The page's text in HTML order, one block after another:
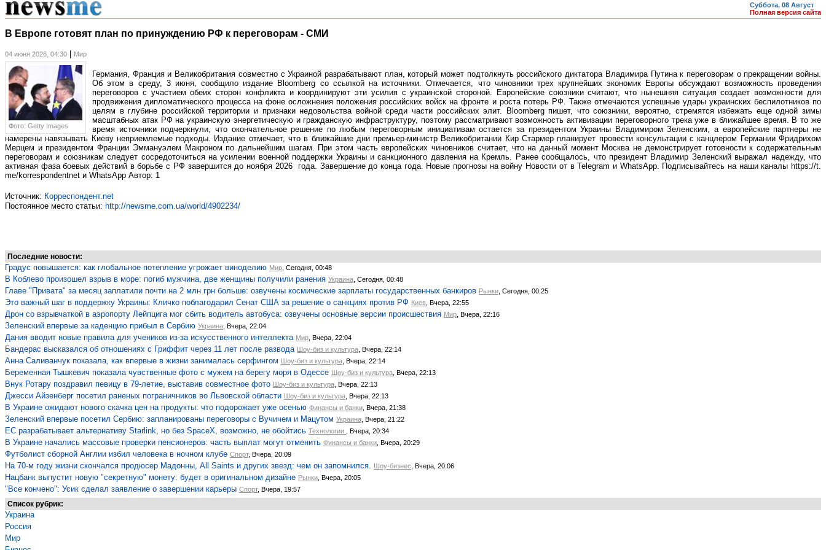
Суббота, 08 Август
Полная версия сайта
В Европе готовят план по принуждению РФ к переговорам - СМИ
04 июня 2026, 04:30 Мир
Фото: Getty Images
Германия, Франция и Великобритания совместно с Украиной разрабатывают план, который может подтолкнуть российского диктатора Владимира Путина к переговорам о прекращении войны.
Об этом в среду, 3 июня, сообщило издание Bloomberg со ссылкой на источники. Отмечается, что чиновники трех крупнейших экономик Европы обсуждают возможность проведения
переговоров с участием обеих сторон конфликта и координируют эти усилия с украинской стороной. Европейские союзники считают, что нынешняя ситуация создает возможности для
продвижения дипломатического процесса на фоне осложнения положения российских войск на фронте и роста потерь РФ. Также отмечаются успешные удары украинских беспилотников по
целям в глубине российской территории и признаки недовольства войной среди части российских элит. Bloomberg пишет, что союзники, вероятно, стремятся избежать еще одной зимы
масштабных атак РФ на украинскую энергетическую и гражданскую инфраструктуру, поэтому рассматривают возможность активизации переговорного трека уже в ближайшее время. В то же
время источники подчеркнули, что окончательное решение по любым переговорным инициативам остается за президентом Украины Владимиром Зеленским, а европейские партнеры не
намерены навязывать Киеву неприемлемые подходы. Издание отмечает, что в ближайшие дни премьер-министр Великобритании Кир Стармер планирует провести консультации с канцлером Германии Фридрихом
Мерцем и президентом Франции Эммануэлем Макроном по дальнейшим шагам. При этом часть европейских чиновников считает, что на данный момент Москва не демонстрирует готовности к содержательным
переговорам и союзникам следует сосредоточиться на усилении военной поддержки Украины и санкционного давления на Кремль. Ранее сообщалось, что президент Владимир Зеленский выражал надежду, что
активная фаза боевых действий в борьбе с РФ завершится до ноября 2026 года. Завершение до конца года. Новые прогнозы на войну Новости от в Telegram и WhatsApp. Подписывайтесь на наши каналы https://t.
me/korrespondentnet и WhatsApp Автор: 1
Источник: Корреспондент.net
Постоянное место статьи: http://newsme.com.ua/world/4902234/
Последние новости:
Градус повышается: как глобальное потепление угрожает виноделию Мир , Сегодня, 00:48
В Коблево произошел взрыв в море: погиб мужчина, две женщины получили ранения Украина , Сегодня, 00:48
Главе "Привата" за месяц заплатили почти на 2 млн грн больше: озвучены космические зарплаты государственных банкиров Рынки , Сегодня, 00:25
Это важный шаг в поддержку Украины: Кличко поблагодарил Сенат США за решение о санкциях против РФ Киев , Вчера, 22:55
Дрон со взрывчаткой в аэропорту Лейпцига мог сбить водитель автобуса: озвучены основные версии происшествия Мир , Вчера, 22:16
Зеленский впервые за каденцию прибыл в Сербию Украина , Вчера, 22:04
Дания вводит новые правила для учеников из-за искусственного интеллекта Мир , Вчера, 22:04
Бандерас высказался об отношениях с Гриффит через 11 лет после развода Шоу-биз и культура , Вчера, 22:14
Анна Саливанчук показала, как впервые в жизни занималась серфингом Шоу-биз и культура , Вчера, 22:14
Беременная Тышкевич показала чувственные фото с мужем на берегу моря в Одессе Шоу-биз и культура , Вчера, 22:13
Внук Ротару поздравил певицу в 79-летие, выставив совместное фото Шоу-биз и культура , Вчера, 22:13
Джесси Айзенберг посетил раненых пограничников во Львовской области Шоу-биз и культура , Вчера, 22:13
В Украине ожидают нового скачка цен на продукты: что подорожает уже осенью Финансы и банки , Вчера, 21:38
Зеленский впервые посетил Сербию: запланированы переговоры с Вучичем и Мацутом Украина , Вчера, 21:22
ЕС разрабатывает альтернативу Starlink, но без SpaceX, возможно, не обойтись Технологии , Вчера, 20:34
В Украине начались массовые проверки пенсионеров: часть выплат могут отменить Финансы и банки , Вчера, 20:29
Футболист сборной Англии избил человека в ночном клубе Спорт, Вчера, 20:09
На 70-м году жизни скончался продюсер Мадонны, All Saints и других звезд: чем он запомнился. Шоу-бизнес , Вчера, 20:06
Нацбанк выпустит новую "секретную" монету: будет в оригинальном дизайне Рынки , Вчера, 20:05
"Все кончено": Усик сделал заявление о завершении карьеры Спорт, Вчера, 19:57
Список рубрик:
Украина
Россия
Мир